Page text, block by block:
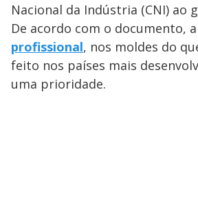
Nacional da Indústria (CNI) ao
De acordo com o documento, a
profissional, nos moldes do
feito nos países mais
uma prioridade.